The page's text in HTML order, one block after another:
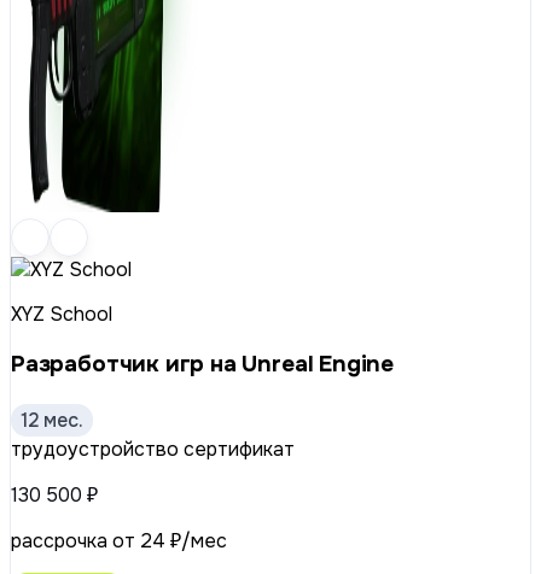
XYZ School
Разработчик игр на Unreal Engine
12 мес.
трудоустройство сертификат
130 500 ₽
рассрочка от 24 ₽/мес